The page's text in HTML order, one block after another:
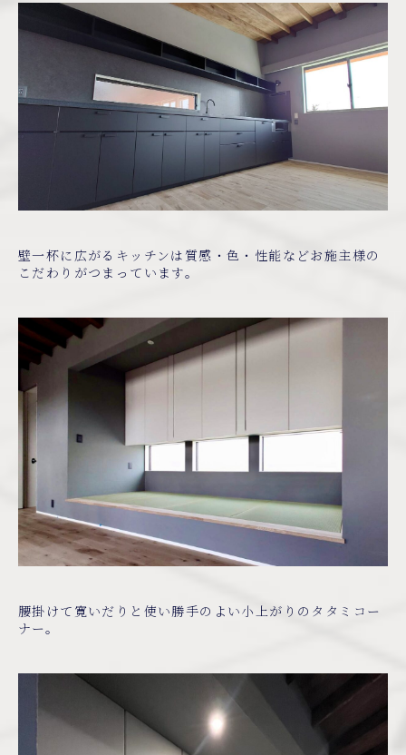
壁一杯に広がるキッチンは質感・色・性能などお施主様の
こだわりがつまっています。
腰掛けて寛いだりと使い勝手のよい小上がりのタタミコー
ナー。